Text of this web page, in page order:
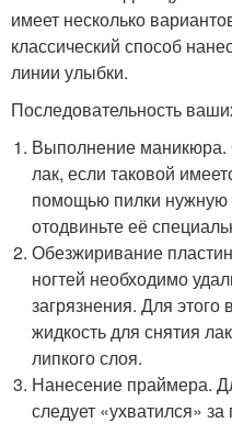
имеет несколько
классический способ
линии улыбки.
Последовательность
Выполнение маникюра.
лак, если таковой
помощью пилки нужную
отодвиньте её
Обезжиривание
ногтей необходимо
загрязнения. Для
жидкость для снятия
липкого слоя.
Нанесение праймера.
следует «ухватился»